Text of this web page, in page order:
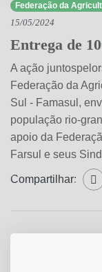
Federação da
15/05/2024
Entrega de
A ação
Federação da
Sul - Famasul,
população rio-
apoio da
Farsul e seus
Compartilhar: